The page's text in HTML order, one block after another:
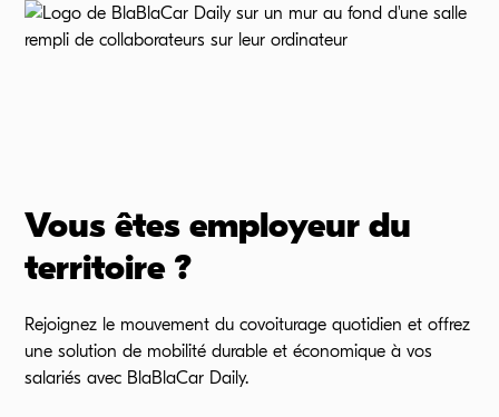
Vous êtes employeur du
territoire ?
Rejoignez le mouvement du covoiturage quotidien et offrez
une solution de mobilité durable et économique à vos
salariés avec BlaBlaCar Daily.